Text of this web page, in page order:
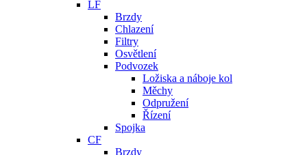
LF
Brzdy
Chlazení
Filtry
Osvětlení
Podvozek
Ložiska a náboje kol
Měchy
Odpružení
Řízení
Spojka
CF
Brzdy